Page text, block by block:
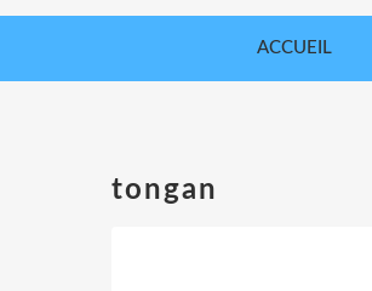
ACCUEIL
tongan